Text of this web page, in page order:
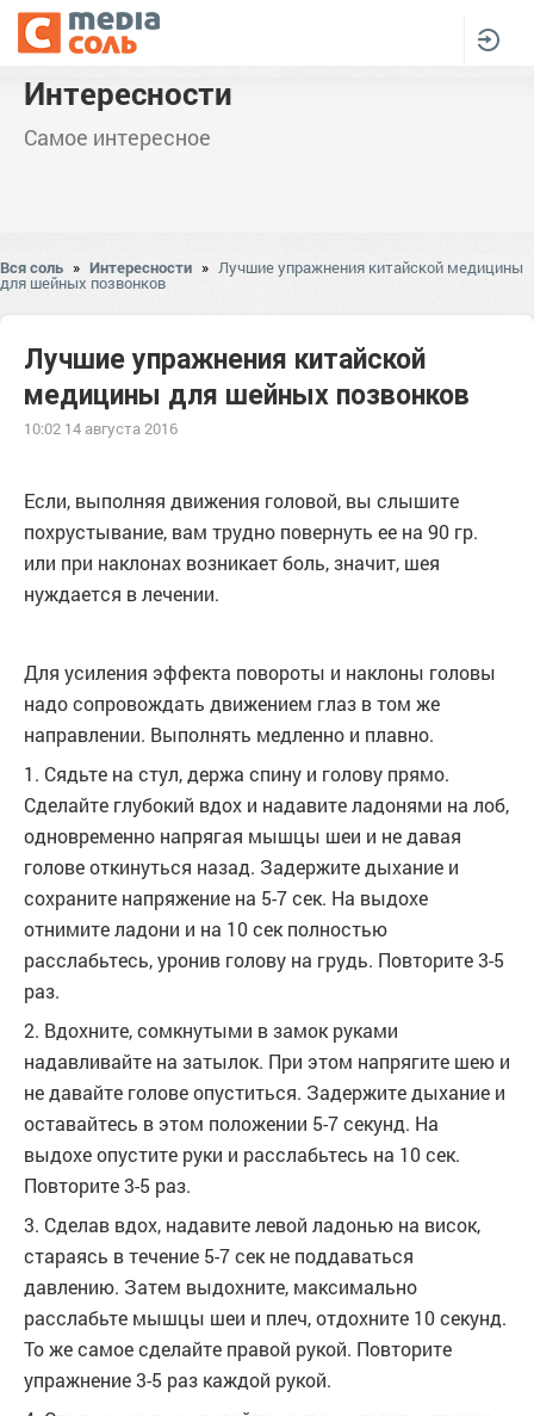
Интересности
Самое интересное
Вся соль » Интересности » Лучшие упражнения китайской медицины
для шейных позвонков
Лучшие упражнения китайской
медицины для шейных позвонков
10:02 14 августа 2016
Если, выполняя движения головой, вы слышите
похрустывание, вам трудно повернуть ее на 90 гр.
или при наклонах возникает боль, значит, шея
нуждается в лечении.
Для усиления эффекта повороты и наклоны головы
надо сопровождать движением глаз в том же
направлении. Выполнять медленно и плавно.
1. Сядьте на стул, держа спину и голову прямо.
Сделайте глубокий вдох и надавите ладонями на лоб,
одновременно напрягая мышцы шеи и не давая
голове откинуться назад. Задержите дыхание и
сохраните напряжение на 5-7 сек. На выдохе
отнимите ладони и на 10 сек полностью
расслабьтесь, уронив голову на грудь. Повторите 3-5
раз.
2. Вдохните, сомкнутыми в замок руками
надавливайте на затылок. При этом напрягите шею и
не давайте голове опуститься. Задержите дыхание и
оставайтесь в этом положении 5-7 секунд. На
выдохе опустите руки и расслабьтесь на 10 сек.
Повторите 3-5 раз.
3. Сделав вдох, надавите левой ладонью на висок,
стараясь в течение 5-7 сек не поддаваться
давлению. Затем выдохните, максимально
расслабьте мышцы шеи и плеч, отдохните 10 секунд.
То же самое сделайте правой рукой. Повторите
упражнение 3-5 раз каждой рукой.